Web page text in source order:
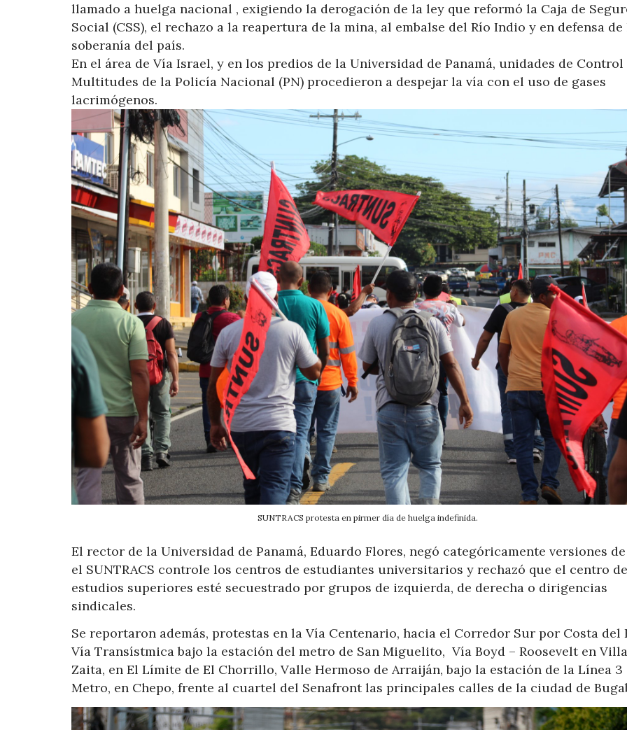
llamado a huelga nacional , exigiendo la derogación de la ley que reformó la Caja de
Social (CSS), el rechazo a la reapertura de la mina, al embalse del Río Indio y en defensa de
soberanía del país.
En el área de Vía Israel, y en los predios de la Universidad de Panamá, unidades de Control
Multitudes de la Policía Nacional (PN) procedieron a despejar la vía con el uso de gases
lacrimógenos.
SUNTRACS protesta en pirmer día de huelga indefinida.
El rector de la Universidad de Panamá, Eduardo Flores, negó categóricamente versiones
el SUNTRACS controle los centros de estudiantes universitarios y rechazó que el centro de
estudios superiores esté secuestrado por grupos de izquierda, de derecha o dirigencias
sindicales.
Se reportaron además, protestas en la Vía Centenario, hacia el Corredor Sur por Costa del
Vía Transístmica bajo la estación del metro de San Miguelito, Vía Boyd – Roosevelt en Villa
Zaita, en El Límite de El Chorrillo, Valle Hermoso de Arraiján, bajo la estación de la Línea 3
Metro, en Chepo, frente al cuartel del Senafront las principales calles de la ciudad de